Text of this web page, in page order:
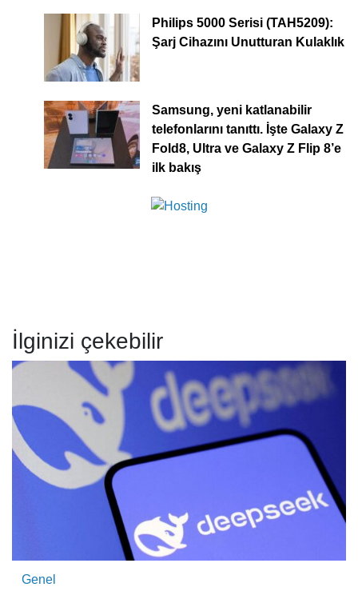
Philips 5000 Serisi (TAH5209):
Şarj Cihazını Unutturan Kulaklık
Samsung, yeni katlanabilir
telefonlarını tanıttı. İşte Galaxy Z
Fold8, Ultra ve Galaxy Z Flip 8’e
ilk bakış
İlginizi çekebilir
Genel